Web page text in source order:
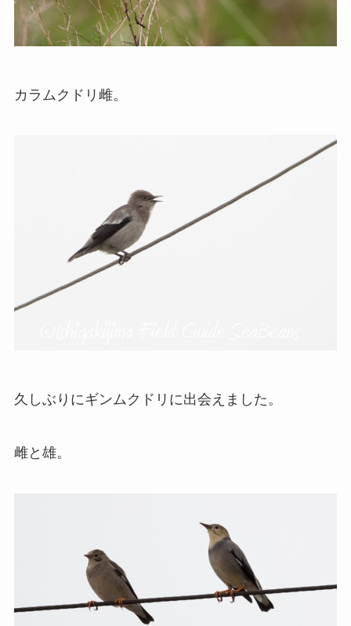
カラムクドリ雌。
久しぶりにギンムクドリに出会えました。
雌と雄。